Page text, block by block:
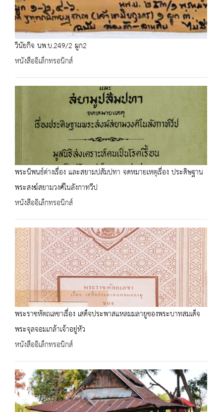
วินัยกิจ นพ.บ.249/2 ผูก2
หนังสืออิเล็กทรอนิกส์
พระนิพนธ์ต่างเรื่อง และสยามปสัมปทา จดหมายเหตุเรื่อง ประดิษฐาน
พระสงฆ์สยามวงศ์ในลังกาทวีป
หนังสืออิเล็กทรอนิกส์
พระราชหัตถเลขาเรื่อง เสด็จประพาสแหลมมลายูของพระบาทสมเด็จ
พระจุลจอมเกล้าเจ้าอยู่หัว
หนังสืออิเล็กทรอนิกส์